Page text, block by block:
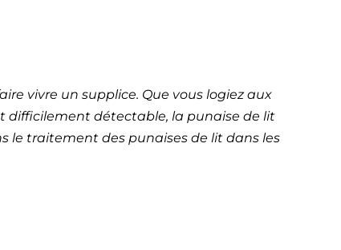
vivre un supplice. Que vous logiez aux
difficilement détectable, la punaise de lit
le traitement des punaises de lit dans les